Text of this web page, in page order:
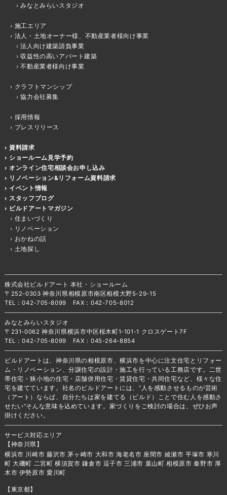
みなとみらいスタジオ
施工エリア
法人・土地オーナー様、不動産業者様向け事業
法人向け建築請負事業
収益性の高いアパート建築
不動産業者様向け事業
クラフトマンシップ
協力会社募集
採用情報
プレスリリース
資料請求
ショールーム見学予約
オンライン住宅相談会お申し込み
リノベーション&リフォーム資料請求
イベント情報
スタッフブログ
ビルドアートマガジン
住まいづくり
リノベーション
おかねの話
土地探し
株式会社ビルドアート 本社・ショールーム
〒252-0303 神奈川県相模原市南区相模大野5-29-15
TEL：042-705-8099 FAX：042-705-8012
みなとみらいスタジオ
〒231-0062 神奈川県横浜市中区桜木町1-101-1 クロスゲート7F
TEL：042-705-8099 FAX：045-264-8854
ビルドアートは、神奈川県の相模原市、横浜市を中心に注文住宅とリフォー
ム・リノベーション、分譲住宅の設計・施工を行っている工務店です。二世
帯住宅・狭小地の住宅・店舗併用住宅・賃貸住宅・共同住宅など、様々な住
宅を建てています。社名のビルドアートには、“人を感動させるものが芸術
（アート）ならば、自分たちは家を建てる（ビルド）ことで住む人を感動さ
せたい”そんな意味を込めています。家づくりをご検討の場合は、ぜひお声
掛けください。
サービス対応エリア
【神奈川県】
横浜市 川崎市 藤沢市 茅ヶ崎市 大和市 海老名市 座間市 綾瀬市 平塚市 寒川
町 大磯町 二宮町 横須賀市 鎌倉市 逗子市 三浦市 葉山町 相模原市 秦野市 厚
木市 伊勢原市 愛川町
【東京都】